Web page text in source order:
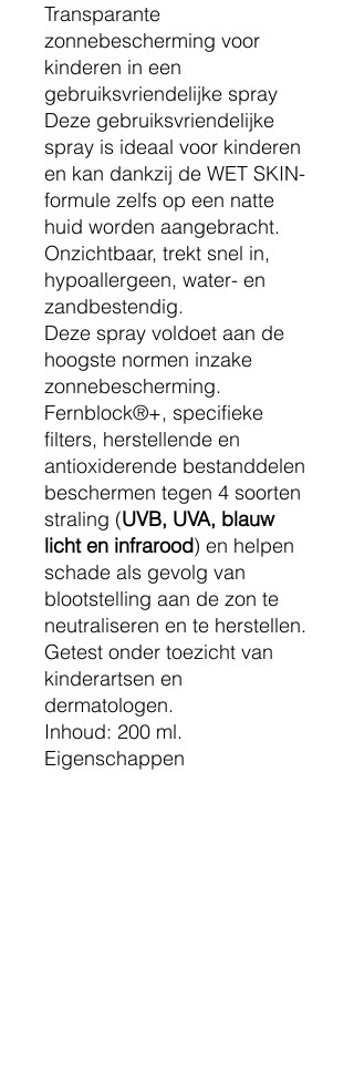
Transparante
zonnebescherming voor
kinderen in een
gebruiksvriendelijke spray
Deze gebruiksvriendelijke
spray is ideaal voor kinderen
en kan dankzij de WET SKIN-
formule zelfs op een natte
huid worden aangebracht.
Onzichtbaar, trekt snel in,
hypoallergeen, water- en
zandbestendig.
Deze spray voldoet aan de
hoogste normen inzake
zonnebescherming.
Fernblock®+, specifieke
filters, herstellende en
antioxiderende bestanddelen
beschermen tegen 4 soorten
straling (UVB, UVA, blauw
licht en infrarood) en helpen
schade als gevolg van
blootstelling aan de zon te
neutraliseren en te herstellen.
Getest onder toezicht van
kinderartsen en
dermatologen.
Inhoud: 200 ml.
Eigenschappen